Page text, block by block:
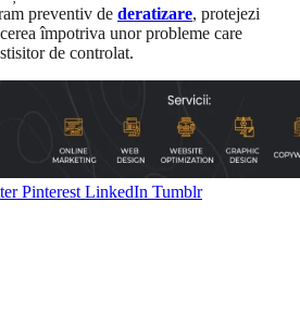
preventiv de deratizare, protejezi
împotriva unor probleme care
de controlat.
Pinterest LinkedIn Tumblr